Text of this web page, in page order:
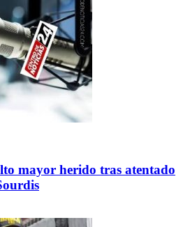
mayor herido tras atentado